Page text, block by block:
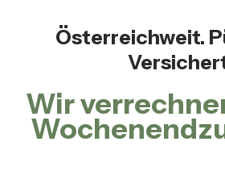
Österreichweit.
Wir